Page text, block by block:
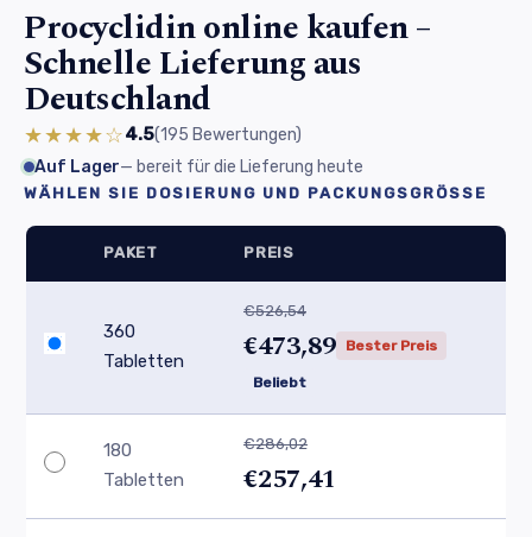
Procyclidin online kaufen –
Schnelle Lieferung aus
Deutschland
★★★★☆4.5(195 Bewertungen)
Auf Lager— bereit für die Lieferung heute
WÄHLEN SIE DOSIERUNG UND PACKUNGSGRÖSSE
PAKET PREIS
360
Tabletten
€526,54
€473,89 Bester Preis
Beliebt
180
Tabletten
€286,02
€257,41